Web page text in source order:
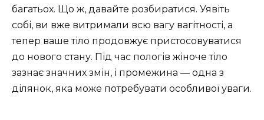
багатьох. Що ж, давайте розбиратися. Уявіть
собі, ви вже витримали всю вагу вагітності, а
тепер ваше тіло продовжує пристосовуватися
до нового стану. Під час пологів жіноче тіло
зазнає значних змін, і промежина — одна з
ділянок, яка може потребувати особливої уваги.